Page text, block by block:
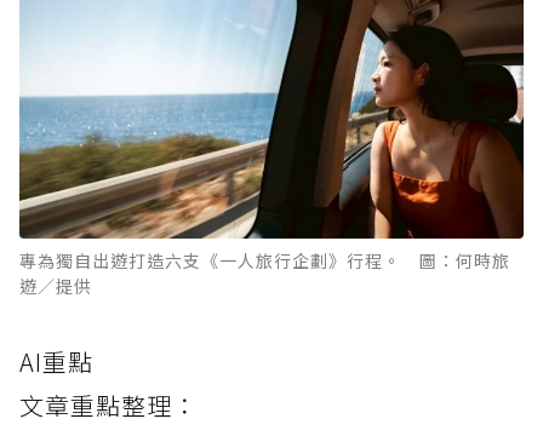
專為獨自出遊打造六支《一人旅行企劃》行程。 圖：何時旅
遊／提供
AI重點
文章重點整理：